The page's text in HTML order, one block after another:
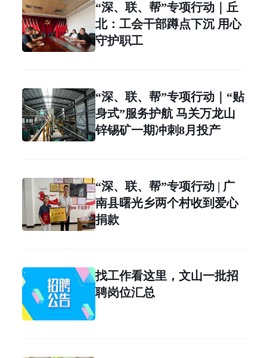
“深、联、帮”专项行动｜丘
北：工会干部蹲点下沉 用心
守护职工
“深、联、帮”专项行动｜“贴
身式”服务护航 马关万龙山
锌锡矿一期冲刺8月投产
“深、联、帮”专项行动 | 广
南县曙光乡两个村收到爱心
捐款
找工作看这里，文山一批招
聘岗位汇总